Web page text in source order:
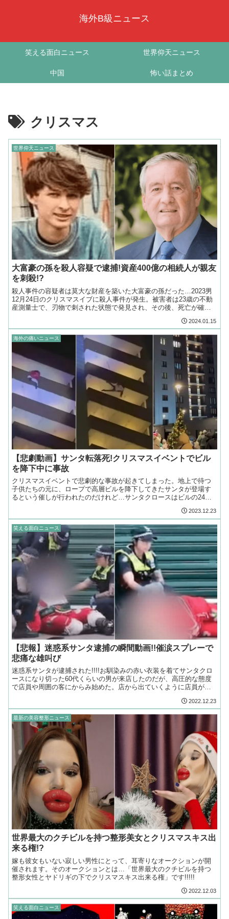
海外B級ニュース
笑える面白ニュース 世界仰天ニュース
中国 怖い話まとめ
クリスマス
世界仰天ニュース
大富豪の孫を殺人容疑で逮捕!資産400億の相続人が親友
を刺殺!?
殺人事件の容疑者は莫大な財産を築いた大富豪の孫だった…2023男
12月24日のクリスマスイブに殺人事件が発生。被害者は23歳の不動
産測量士で、刃物で刺された状態で発見され、その後、死亡が確認
2024.01.15
海外の痛いニュース
【悲劇動画】サンタ転落死!クリスマスイベントでビル
を降下中に事故
クリスマスイベントで悲劇的な事故が起きてしまった。地上で待つ
子供たちの元に、ロープで高層ビルを降下してきたサンタが登場す
るという催しが行われたのだけれど…サンタクロースはビルの24階
2023.12.23
笑える面白ニュース
【悲報】迷惑系サンタ逮捕の瞬間動画!!催涙スプレーで
悲痛な雄叫び
迷惑系サンタが逮捕された!!!!お馴染みの赤い衣装を着てサンタクロ
ースになり切った60代くらいの男が来店したのだが、高圧的な態度
で店員や周囲の客にからみ始めた。店から出ていくように店員が警
2022.12.23
最新の美容整形ニュース
世界最大のクチビルを持つ整形美女とクリスマスキス出
来る権!?
嫁も彼女もいない寂しい男性にとって、耳寄りなオークションが開
催されます。そのオークションとは…「世界最大のクチビルを持つ
整形女性とヤドリギの下でクリスマスキス出来る権」です!!!!!
2022.12.03
笑える面白ニュース